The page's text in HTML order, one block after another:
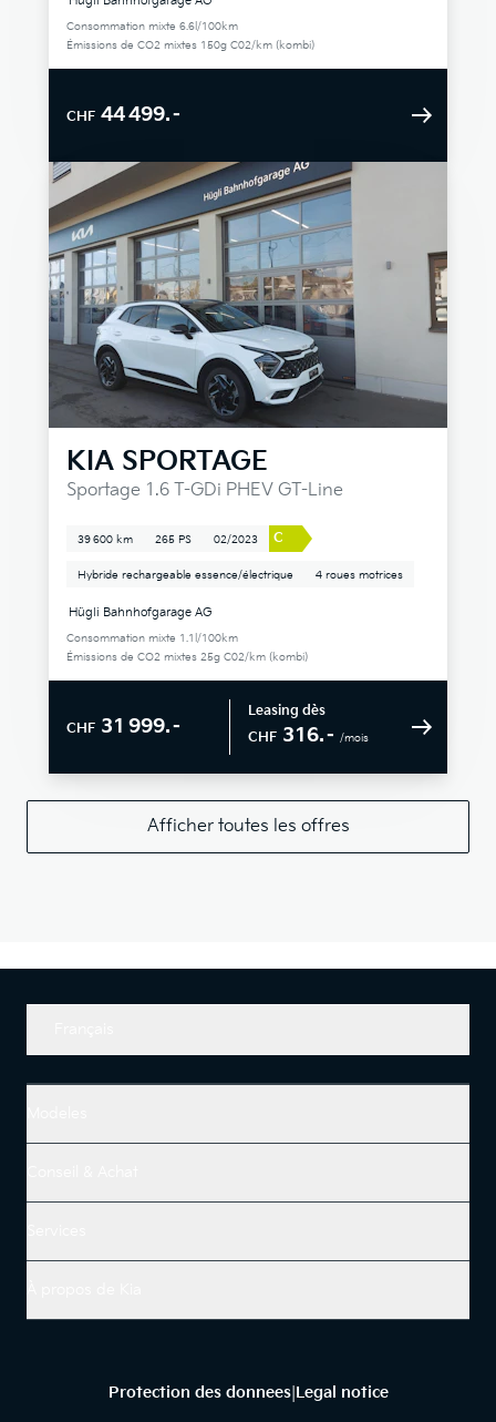
Consommation mixte 6.6l/100km
Émissions de CO2 mixtes 150g C02/km (kombi)
CHF 44 499.–
KIA SPORTAGE
Sportage 1.6 T-GDi PHEV GT-Line
39 600 km 265 PS 02/2023 C
Hybride rechargeable essence/électrique 4 roues motrices
Hügli Bahnhofgarage AG
Consommation mixte 1.1l/100km
Émissions de CO2 mixtes 25g C02/km (kombi)
CHF 31 999.–
Leasing dès
CHF 316.– /mois
Afficher toutes les offres
Protection des donnees| Legal notice